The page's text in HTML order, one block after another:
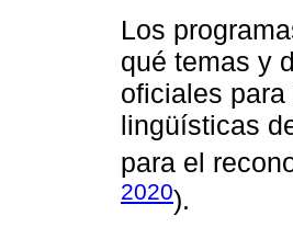
Los
qué temas y
oficiales
lingüísticas
para el
2020).